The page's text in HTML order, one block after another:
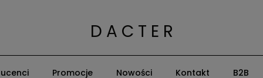
D A C T E R
Promocje Nowości Kontakt B2B